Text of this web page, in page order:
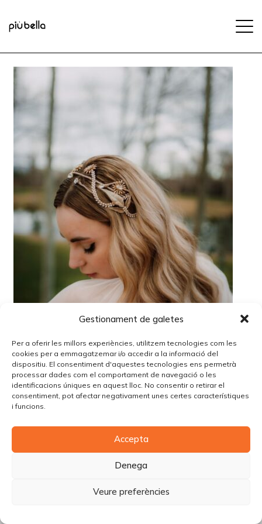
Gestionament de galetes
Per a oferir les millors experiències, utilitzem tecnologies com les
cookies per a emmagatzemar i/o accedir a la informació del
dispositiu. El consentiment d'aquestes tecnologies ens permetrà
processar dades com el comportament de navegació o les
identificacions úniques en aquest lloc. No consentir o retirar el
consentiment, pot afectar negativament unes certes característiques
i funcions.
Accepta
Denega
Veure preferències
© Copyright Piùbella Models Agency2026
Creative Corner Agency
Política de cookies